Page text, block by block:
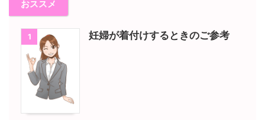
おススメ
1 妊婦が着付けするときのご参考